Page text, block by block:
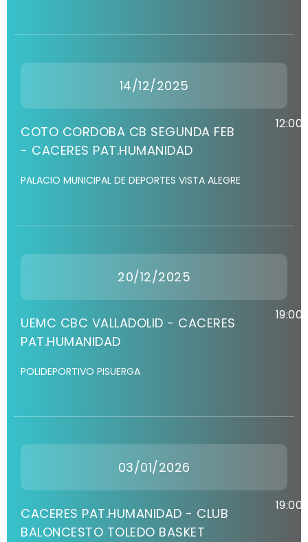
14/12/2025
COTO CORDOBA CB SEGUNDA FEB
- CACERES PAT.HUMANIDAD
12:00
PALACIO MUNICIPAL DE DEPORTES VISTA ALEGRE
20/12/2025
UEMC CBC VALLADOLID - CACERES
PAT.HUMANIDAD
19:00
POLIDEPORTIVO PISUERGA
03/01/2026
CACERES PAT.HUMANIDAD - CLUB
BALONCESTO TOLEDO BASKET
19:00